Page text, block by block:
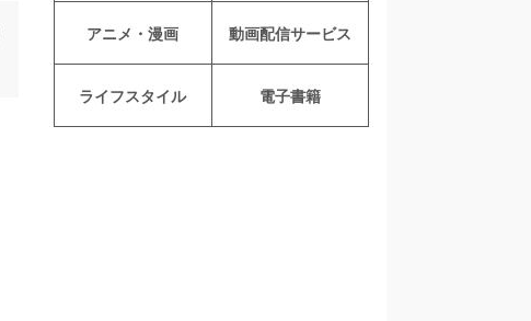
アニメ・漫画 動画配信サービス
ライフスタイル 電子書籍